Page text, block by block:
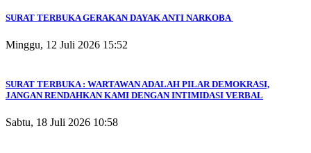
SURAT TERBUKA GERAKAN DAYAK ANTI NARKOBA
Minggu, 12 Juli 2026 15:52
SURAT TERBUKA : WARTAWAN ADALAH PILAR DEMOKRASI,
JANGAN RENDAHKAN KAMI DENGAN INTIMIDASI VERBAL
Sabtu, 18 Juli 2026 10:58